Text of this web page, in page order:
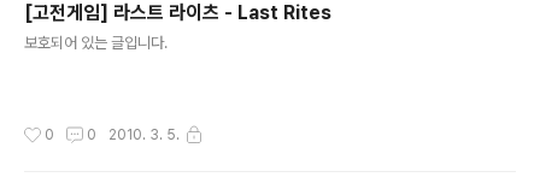
[고전게임] 라스트 라이츠 - Last Rites
보호되어 있는 글입니다.
0 0 2010. 3. 5.